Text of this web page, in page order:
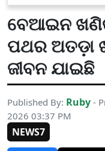
ବେଆଇନ
ପଥର ଅତଡ଼ା
ଜୀବନ ଯାଇଛି
Published By: Ruby -
2026 03:37 PM
NEWS7